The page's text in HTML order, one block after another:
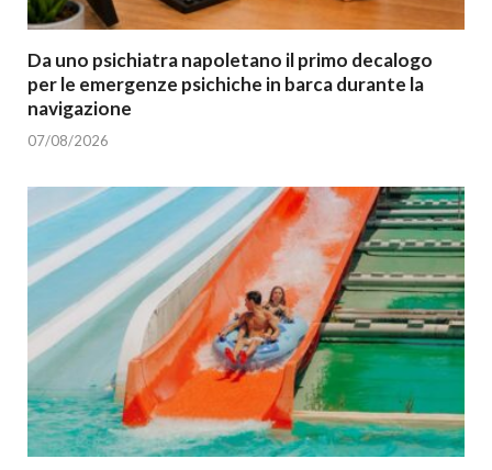
Da uno psichiatra napoletano il primo decalogo
per le emergenze psichiche in barca durante la
navigazione
07/08/2026